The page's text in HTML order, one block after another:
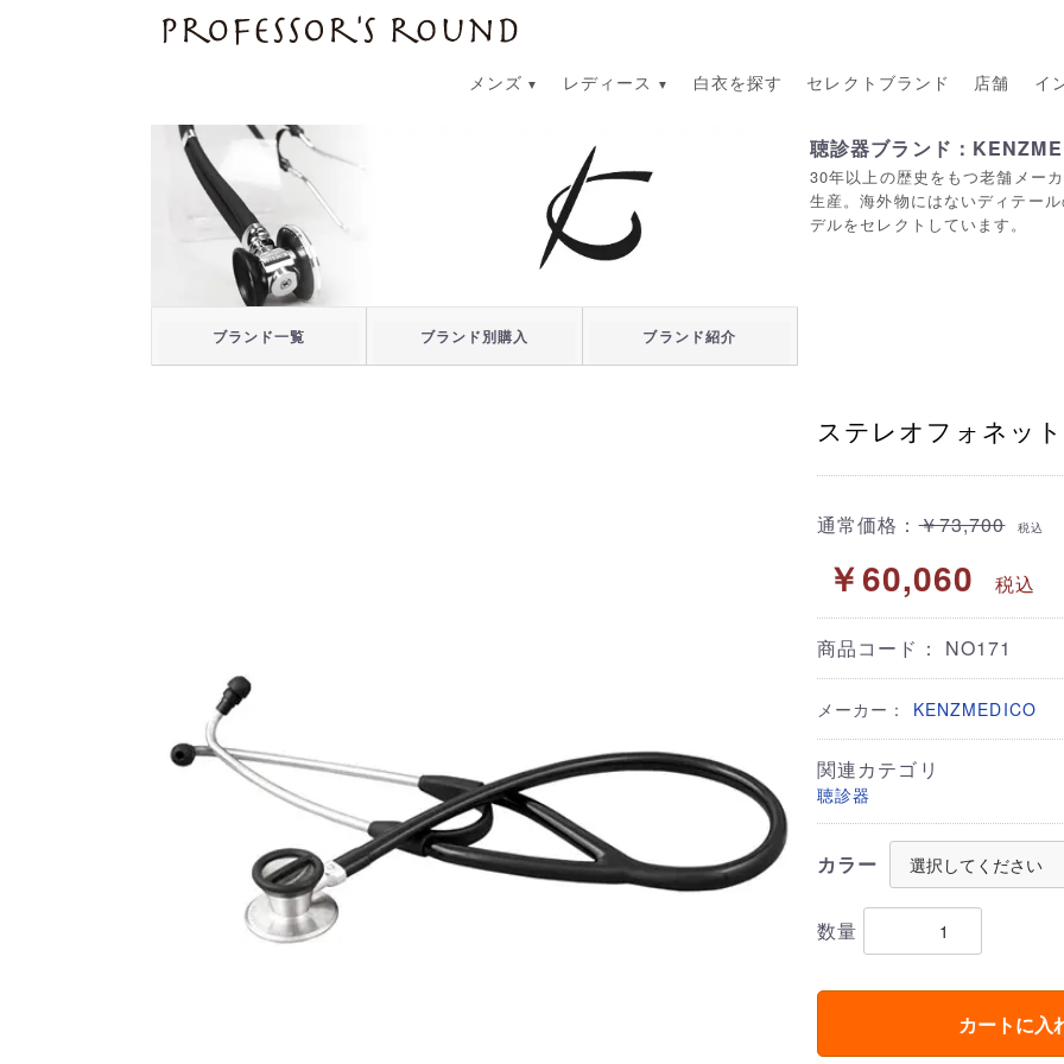
プロフェッサーズラウンド
メンズ
レディース 白衣を探す セレクトブランド 店舗 イ
ブランド一覧 ブランド別購入 ブランド紹介
聴診器ブランド：
30年以上の歴史をもつ老舗メー
生産。海外物にはないディテー
デルをセレクトしています。
ステレオフォネッ
通常価格：￥73,700 税込
￥60,060 税込
商品コード： NO171
メーカー： KENZMEDICO
関連カテゴリ
聴診器
カラー
数量
カートに入